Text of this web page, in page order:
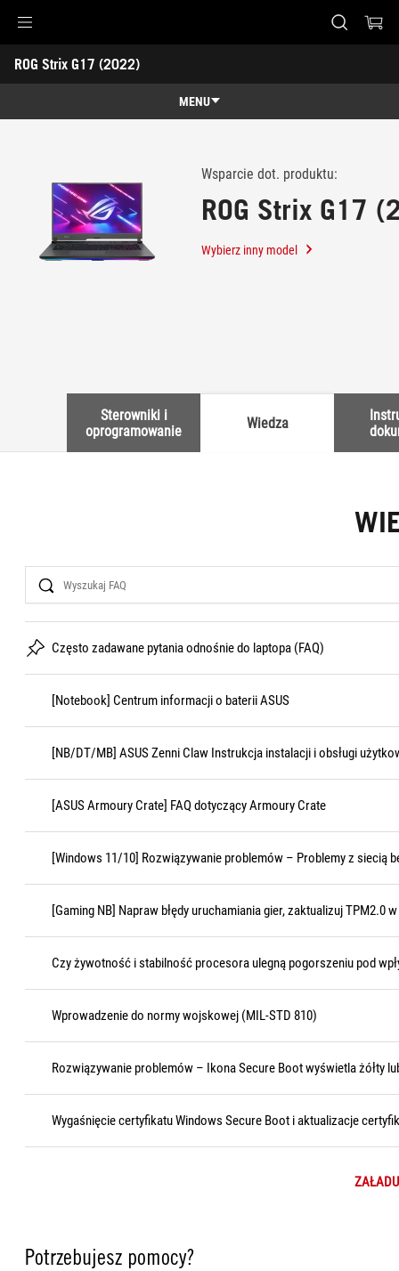
Accessibility links
Skip to content
Accessibility Help
Skip to Menu
ASUS Footer
ROG Strix G17 (2022)
-
MENU
Nagrody
Galeria
Wsparcie dot. produktu:
ROG Strix G17
Wybierz inny model
Sterowniki i
oprogramowanie
Wiedza
Search
Często zadawane pytania odnośnie do laptopa (FAQ)
[Notebook] Centrum informacji o baterii ASUS
[NB/DT/MB] ASUS Zenni Claw Instrukcja instalacji i obsługi
[ASUS Armoury Crate] FAQ dotyczący Armoury Crate
[Windows 11/10] Rozwiązywanie problemów – Problemy z siecią
[Gaming NB] Napraw błędy uruchamiania gier, zaktualizuj TPM2.0
Czy żywotność i stabilność procesora ulegną pogorszeniu pod
Wprowadzenie do normy wojskowej (MIL-STD 810)
Rozwiązywanie problemów – Ikona Secure Boot wyświetla żółty
Wygaśnięcie certyfikatu Windows Secure Boot i aktualizacje
Potrzebujesz pomocy?